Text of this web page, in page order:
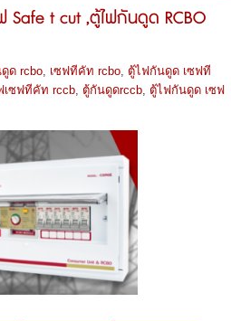
t cut ,ตู้ไฟกันดูด RCBO
ด rcbo, เซฟทีคัท rcbo, ตู้ไฟกันดูด เซฟที
เซฟทีคัท rccb, ตู้กันดูดrccb, ตู้ไฟกันดูด เซฟ